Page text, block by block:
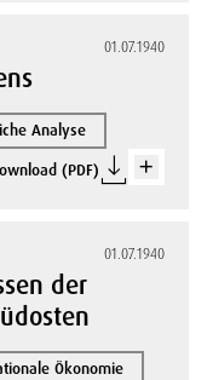
01.07.1940
Analyse
(PDF)
01.07.1940
der
Ökonomie